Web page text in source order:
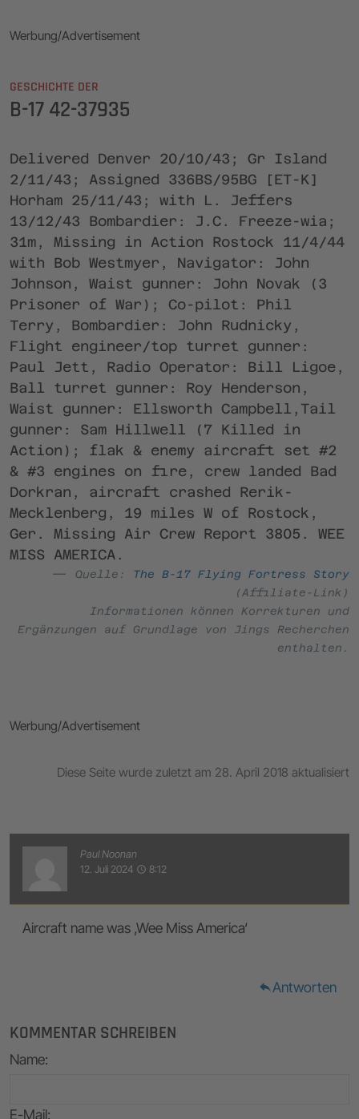
Werbung/Advertisement
GESCHICHTE DER
B-17 42-37935
Delivered Denver 20/10/43; Gr Island
2/11/43; Assigned 336BS/95BG [ET-K]
Horham 25/11/43; with L. Jeffers
13/12/43 Bombardier: J.C. Freeze-wia;
31m, Missing in Action Rostock 11/4/44
with Bob Westmyer, Navigator: John
Johnson, Waist gunner: John Novak (3
Prisoner of War); Co-pilot: Phil
Terry, Bombardier: John Rudnicky,
Flight engineer/top turret gunner:
Paul Jett, Radio Operator: Bill Ligoe,
Ball turret gunner: Roy Henderson,
Waist gunner: Ellsworth Campbell,Tail
gunner: Sam Hillwell (7 Killed in
Action); flak & enemy aircraft set #2
& #3 engines on fire, crew landed Bad
Dorkran, aircraft crashed Rerik-
Mecklenberg, 19 miles W of Rostock,
Ger. Missing Air Crew Report 3805. WEE
MISS AMERICA.
Quelle:
The B-17 Flying Fortress Story
(Affiliate-Link)
Informationen können Korrekturen und
Ergänzungen auf Grundlage von Jings Recherchen
enthalten.
Werbung/Advertisement
Diese Seite wurde zuletzt am 28. April 2018 aktualisiert
Paul Noonan
12. Juli 2024 access_time 8:12
Aircraft name was ‚Wee Miss America‘
replyAntworten
KOMMENTAR SCHREIBEN
Name:
E-Mail: